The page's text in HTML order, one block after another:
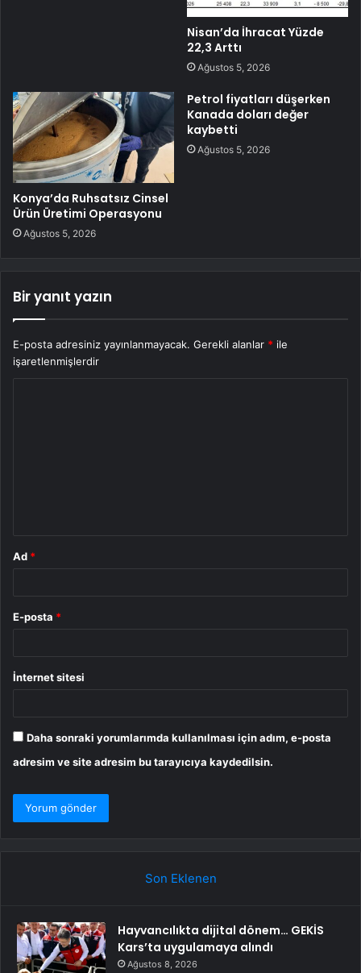
Nisan’da İhracat Yüzde
22,3 Arttı
Ağustos 5, 2026
Konya’da Ruhsatsız Cinsel
Ürün Üretimi Operasyonu
Ağustos 5, 2026
Petrol fiyatları düşerken
Kanada doları değer
kaybetti
Ağustos 5, 2026
Bir yanıt yazın
E-posta adresiniz yayınlanmayacak. Gerekli alanlar * ile
işaretlenmişlerdir
Ad *
E-posta *
İnternet sitesi
Daha sonraki yorumlarımda kullanılması için adım, e-posta
adresim ve site adresim bu tarayıcıya kaydedilsin.
Son Eklenen
Hayvancılıkta dijital dönem… GEKİS
Kars’ta uygulamaya alındı
Ağustos 8, 2026